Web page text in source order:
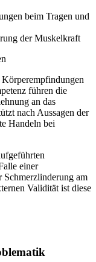
beim Tragen und
der Muskelkraft
führen die
an das
nach Aussagen der
Handeln bei
einer
Schmerzlinderung am
Validität ist diese